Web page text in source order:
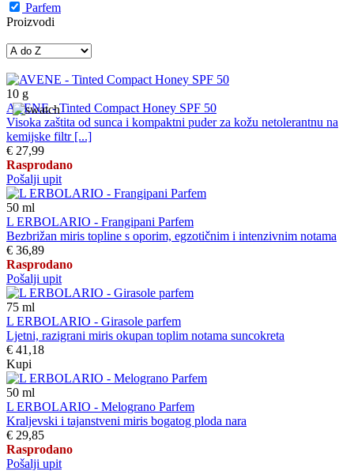
Parfem
Proizvodi
10 g
AVENE - Tinted Compact Honey SPF 50
Visoka zaštita od sunca i kompaktni puder za kožu netolerantnu na
kemijske filtr [...]
€ 27,99
Rasprodano
Pošalji upit
50 ml
L ERBOLARIO - Frangipani Parfem
Bezbrižan miris topline s oporim, egzotičnim i intenzivnim notama
€ 36,89
Rasprodano
Pošalji upit
75 ml
L ERBOLARIO - Girasole parfem
Ljetni, razigrani miris okupan toplim notama suncokreta
€ 41,18
Kupi
50 ml
L ERBOLARIO - Melograno Parfem
Kraljevski i tajanstveni miris bogatog ploda nara
€ 29,85
Rasprodano
Pošalji upit